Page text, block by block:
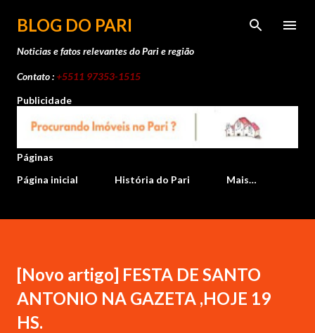
Pular para o conteúdo principal
BLOG DO PARI
Noticias e fatos relevantes do Pari e região
Contato :+5511 97353-1515
Publicidade
Páginas
Página inicial
História do Pari Mais…
[Novo artigo] FESTA DE SANTO
ANTONIO NA GAZETA ,HOJE 19
HS.